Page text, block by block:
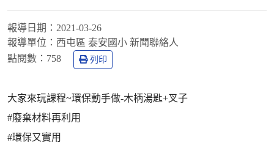
報導日期： 2021-03-26
報導單位： 西屯區 泰安國小 新聞聯絡人
點閱數： 758 列印
大家來玩課程~環保動手做-木柄湯匙+叉子
#廢棄材料再利用
#環保又實用